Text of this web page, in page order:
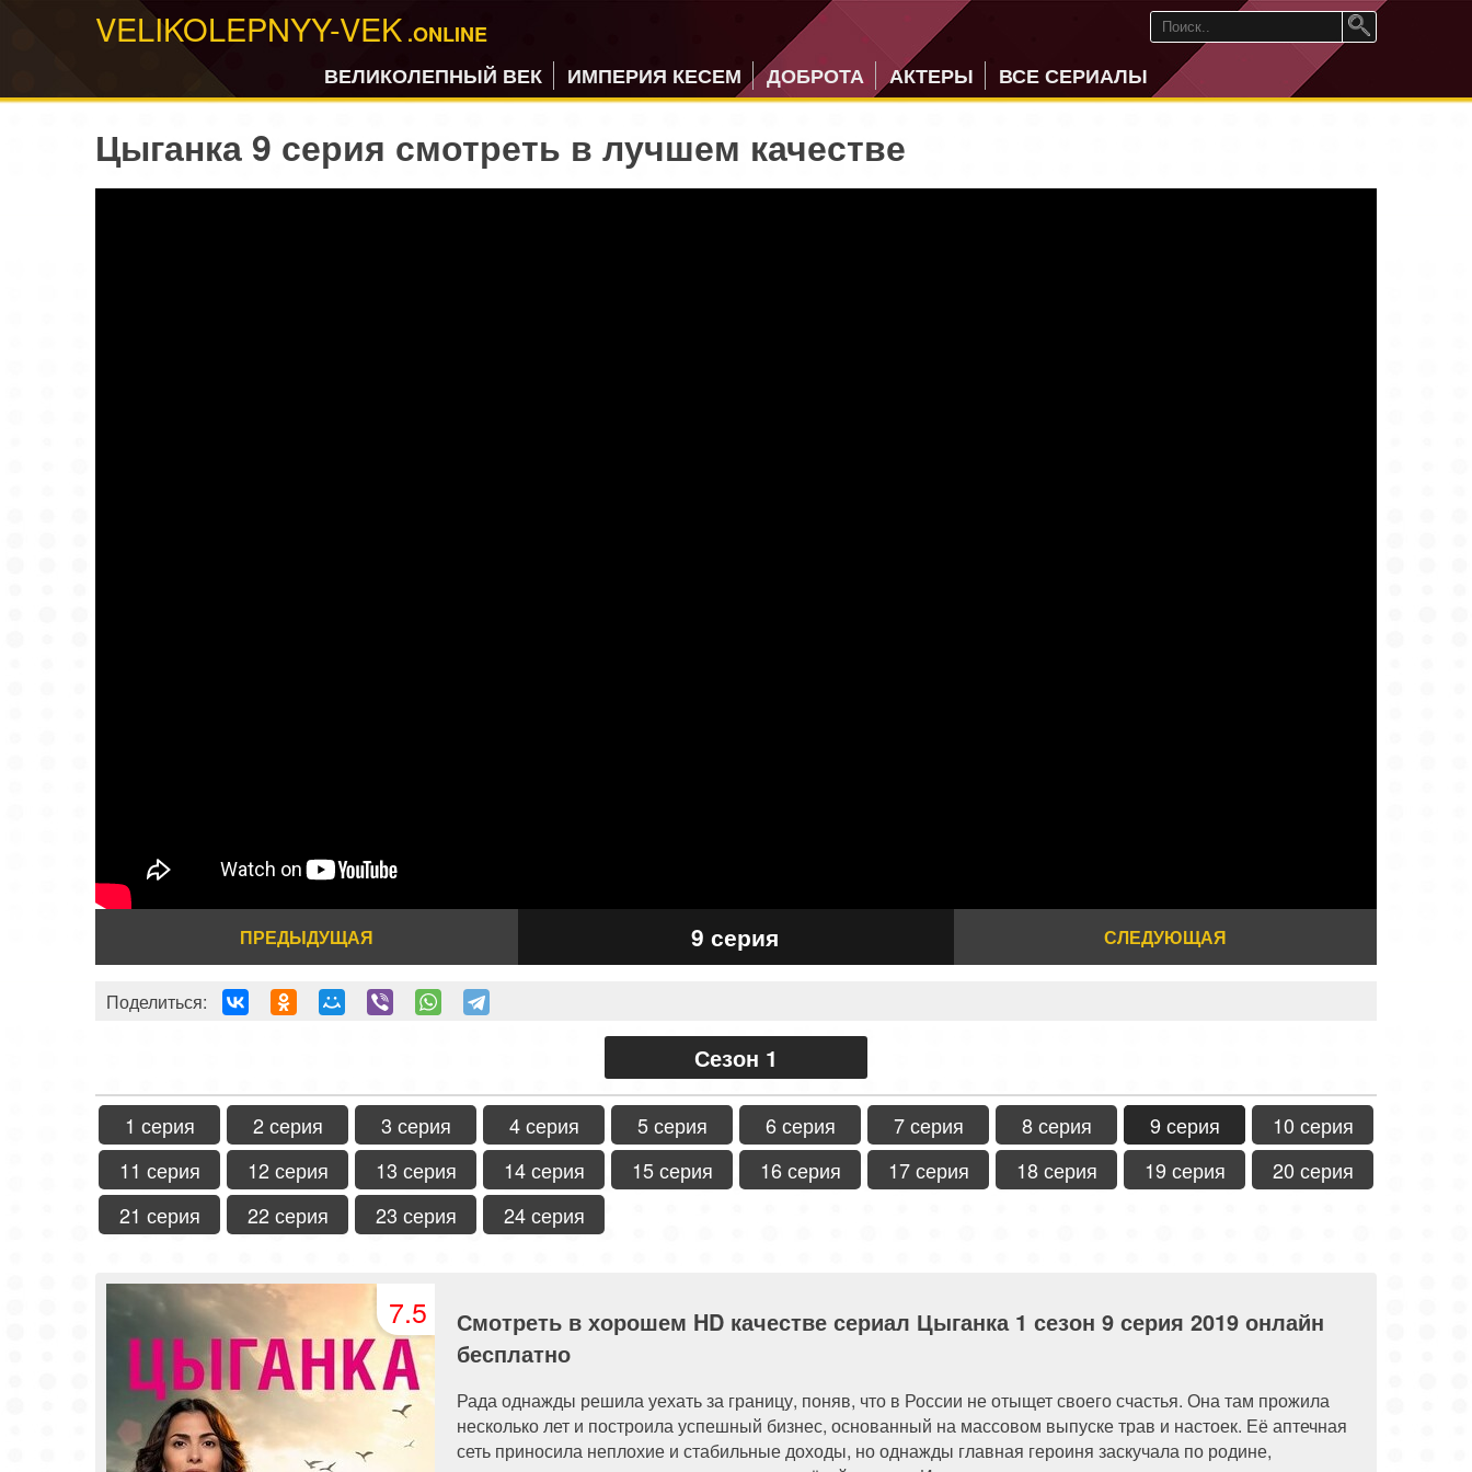
VELIKOLEPNYY-VEK .ONLINE
ВЕЛИКОЛЕПНЫЙ ВЕК
ИМПЕРИЯ КЕСЕМ ДОБРОТА АКТЕРЫ ВСЕ СЕРИАЛЫ
Цыганка 9 серия смотреть в лучшем качестве
ПРЕДЫДУЩАЯ 9 серия СЛЕДУЮЩАЯ
Поделиться:
Сезон 1
1 серия 2 серия 3 серия 4 серия 5 серия 6 серия 7 серия 8 серия 9 серия
10 серия
11 серия
12 серия 13 серия 14 серия 15 серия 16 серия 17 серия 18 серия 19 серия
20 серия
21 серия
22 серия 23 серия 24 серия
7.5
Смотреть в хорошем HD качестве сериал Цыганка 1 сезон 9 серия 2019 онлайн
бесплатно
Рада однажды решила уехать за границу, поняв, что в России не отыщет своего счастья. Она там прожила
несколько лет и построила успешный бизнес, основанный на массовом выпуске трав и настоек. Её аптечная
сеть приносила неплохие и стабильные доходы, но однажды главная героиня заскучала по родине,